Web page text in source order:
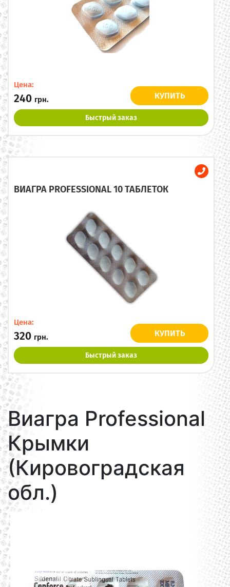
Цена:
240 грн. КУПИТЬ
Быстрый заказ
ВИАГРА PROFESSIONAL 10 ТАБЛЕТОК
Цена:
320 грн. КУПИТЬ
Быстрый заказ
Виагра Professional
Крымки
(Кировоградская
обл.)